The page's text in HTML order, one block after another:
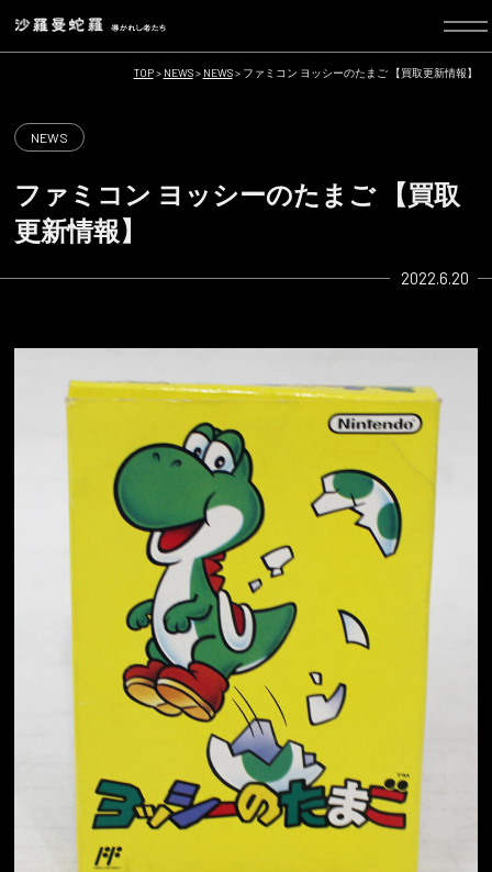
TOP> NEWS> NEWS> ファミコン ヨッシーのたまご 【買取更新情報】
NEWS
ファミコン ヨッシーのたまご 【買取
更新情報】
2022.6.20